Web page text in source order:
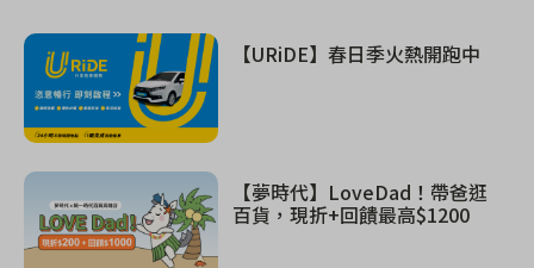
【URiDE】春日季火熱開跑中
【夢時代】LoveDad！帶爸逛
百貨，現折+回饋最高$1200